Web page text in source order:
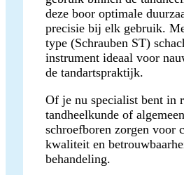
deze boor optimale
precisie bij elk gebruik.
type (Schrauben ST)
instrument ideaal voor
de tandartspraktijk.
Of je nu specialist bent in
tandheelkunde of
schroefboren zorgen voor
kwaliteit en
behandeling.